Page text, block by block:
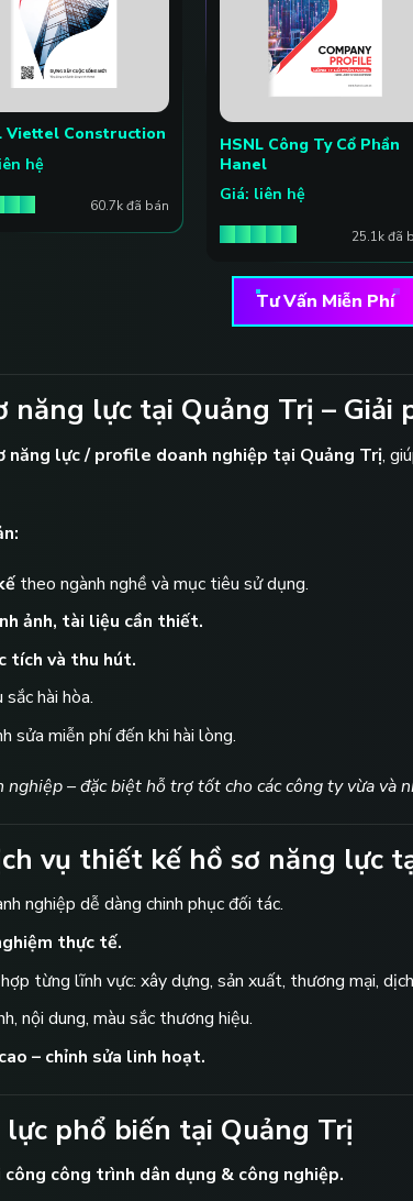
Viettel Construction
hệ
60.7k đã bán
HSNL Công Ty Cổ Phần
Hanel
Giá: liên hệ
25.1k đã
Tư Vấn Miễn Phí
năng lực tại Quảng Trị – Giải
năng lực / profile doanh nghiệp tại Quảng Trị,
theo ngành nghề và mục tiêu sử dụng.
ảnh, tài liệu cần thiết.
tích và thu hút.
hài hòa.
sửa miễn phí đến khi hài lòng.
– đặc biệt hỗ trợ tốt cho các công ty vừa và
vụ thiết kế hồ sơ năng lực
nghiệp dễ dàng chinh phục đối tác.
thực tế.
từng lĩnh vực: xây dựng, sản xuất, thương mại,
nội dung, màu sắc thương hiệu.
– chỉnh sửa linh hoạt.
phổ biến tại Quảng Trị
công trình dân dụng & công nghiệp.